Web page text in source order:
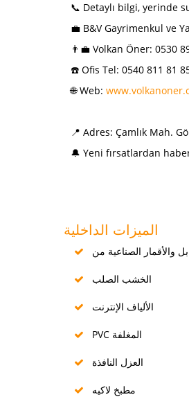
📞 Detaylı bilgi, yerinde
💼 B&V Gayrimenkul ve
👨‍💼 Volkan Öner: 0530
☎️ Ofis Tel: 0540 811 81
🌐 Web:
📍 Adres: Çamlık Mah.
🔔 Yeni fırsatlardan
الميزات الداخلية
والأقمار الصناعية من
الخشب الصلب
الألياف الإنترنت
PVC المغلفة
العزل النافذة
مطبخ لاكيه